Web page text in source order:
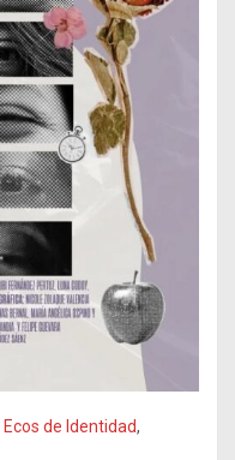
Ecos de Identidad,